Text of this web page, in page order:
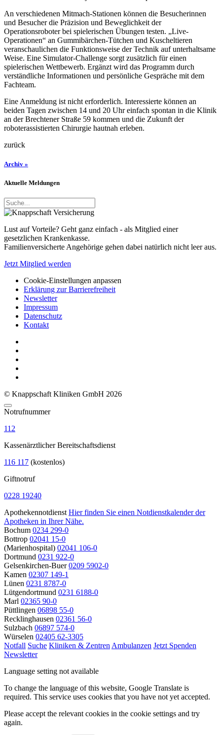
An verschiedenen Mitmach-Stationen können die Besucherinnen
und Besucher die Präzision und Beweglichkeit der
Operationsroboter bei spielerischen Übungen testen. „Live-
Operationen“ an Gummibärchen-Tütchen und Kuscheltieren
veranschaulichen die Funktionsweise der Technik auf unterhaltsame
Weise. Eine Simulator-Challenge sorgt zusätzlich für einen
spielerischen Wettbewerb. Ergänzt wird das Programm durch
verständliche Informationen und persönliche Gespräche mit dem
Fachteam.
Eine Anmeldung ist nicht erforderlich. Interessierte können an
beiden Tagen zwischen 14 und 20 Uhr einfach spontan in die Klinik
an der Brechtener Straße 59 kommen und die Zukunft der
roboterassistierten Chirurgie hautnah erleben.
zurück
Archiv »
Aktuelle Meldungen
Lust auf Vorteile? Geht ganz einfach - als Mitglied einer
gesetzlichen Krankenkasse.
Familienversicherte Angehörige gehen dabei natürlich nicht leer aus.
Jetzt Mitglied werden
Cookie-Einstellungen anpassen
Erklärung zur Barrierefreiheit
Newsletter
Impressum
Datenschutz
Kontakt
© Knappschaft Kliniken GmbH 2026
Notrufnummer
112
Kassenärztlicher Bereitschaftsdienst
116 117 (kostenlos)
Giftnotruf
0228 19240
Apothekennotdienst Hier finden Sie einen Notdienstkalender der
Apotheken in Ihrer Nähe.
Bochum 0234 299-0
Bottrop 02041 15-0
(Marienhospital) 02041 106-0
Dortmund 0231 922-0
Gelsenkirchen-Buer 0209 5902-0
Kamen 02307 149-1
Lünen 0231 8787-0
Lütgendortmund 0231 6188-0
Marl 02365 90-0
Püttlingen 06898 55-0
Recklinghausen 02361 56-0
Sulzbach 06897 574-0
Würselen 02405 62-3305
Notfall Suche Kliniken & Zentren Ambulanzen Jetzt Spenden
Newsletter
Language setting not available
To change the language of this website, Google Translate is
required. This service uses cookies that you have not yet accepted.
Please accept the relevant cookies in the cookie settings and try
again.